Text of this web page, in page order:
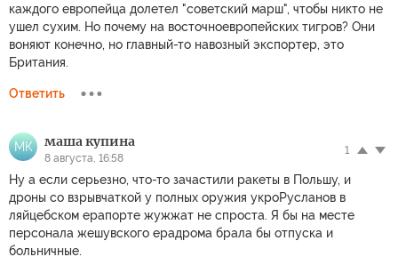
каждого европейца долетел "советский марш", чтобы никто не
ушел сухим. Но почему на восточноевропейских тигров? Они
воняют конечно, но главный-то навозный экспортер, это
Британия.
Ответить
МК маша купина
8 августа, 16:58
1
Ну а если серьезно, что-то зачастили ракеты в Польшу, и
дроны со взрывчаткой у полных оружия укроРусланов в
ляйцебском ерапорте жужжат не спроста. Я бы на месте
персонала жешувского ерадрома брала бы отпуска и
больничные.